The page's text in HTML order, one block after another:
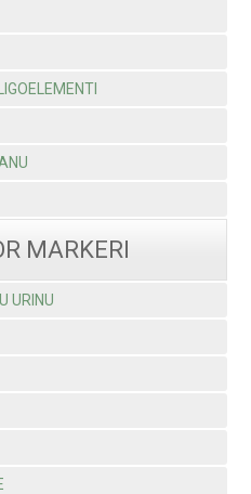
MARKERI
URINU